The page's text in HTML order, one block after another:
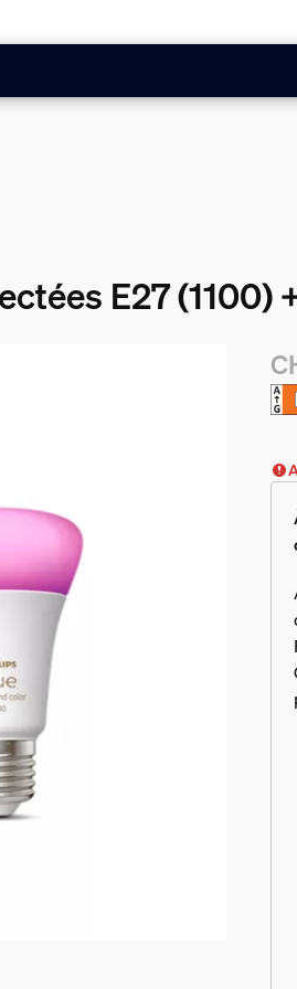
E27 (1100)
Le